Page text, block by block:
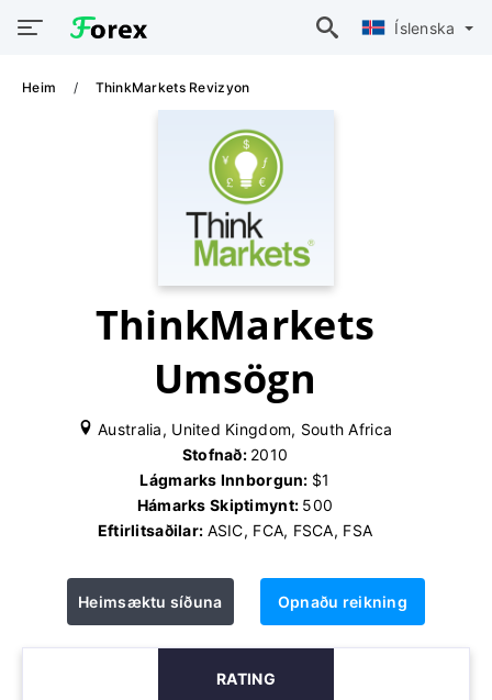
Íslenska
Heim ThinkMarkets Revizyon
ThinkMarkets
Umsögn
Australia, United Kingdom, South Africa
Stofnað: 2010
Lágmarks Innborgun: $1
Hámarks Skiptimynt: 500
Eftirlitsaðilar: ASIC, FCA, FSCA, FSA
Heimsæktu síðuna Opnaðu reikning
RATING